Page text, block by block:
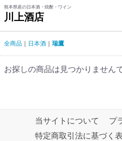
熊本県産の日本酒・焼酎・ワイン
川上酒店
全商品 日本酒 瑞鷹
お探しの商品は見つかりません
当サイトについて
プ
特定商取引法に基づく